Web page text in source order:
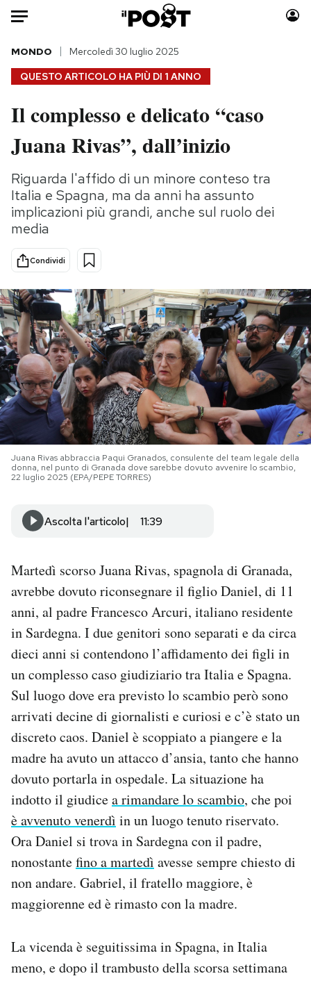
Auto
HOME
Italia
Politica
Tecnologia
Internet
Scienza
Cultura
Economia
Moda
Consumismi
Storie/Idee
Ok Boomer!
Media
PODCAST
NEWSLETTER
I MIEI PREFERITI
SHOP
CALENDARIO
AREA PERSONALE
Area Personale
Newsletter
Notifiche mobile
Regala il Post
Hai bisogno di aiuto?
QUESTO ARTICOLO HA PIÙ DI 1 ANNO
MONDO Mercoledì 30 luglio 2025
Il complesso e delicato “caso
Juana Rivas”, dall’inizio
Riguarda l'affido di un minore conteso tra
Italia e Spagna, ma da anni ha assunto
implicazioni più grandi, anche sul ruolo dei
media
Condividi
Juana Rivas abbraccia Paqui Granados, consulente del team legale della
donna, nel punto di Granada dove sarebbe dovuto avvenire lo scambio,
22 luglio 2025 (EPA/PEPE TORRES)
Ascolta l'articolo 11:39
Martedì scorso Juana Rivas, spagnola di Granada,
avrebbe dovuto riconsegnare il figlio Daniel, di 11
anni, al padre Francesco Arcuri, italiano residente
in Sardegna. I due genitori sono separati e da circa
dieci anni si contendono l’affidamento dei figli in
un complesso caso giudiziario tra Italia e Spagna.
Sul luogo dove era previsto lo scambio però sono
arrivati decine di giornalisti e curiosi e c’è stato un
discreto caos. Daniel è scoppiato a piangere e la
madre ha avuto un attacco d’ansia, tanto che hanno
dovuto portarla in ospedale. La situazione ha
indotto il giudicea rimandare lo scambio, che poi
è avvenuto venerdì in un luogo tenuto riservato.
Ora Daniel si trova in Sardegna con il padre,
nonostantefino a martedì avesse sempre chiesto di
non andare. Gabriel, il fratello maggiore, è
maggiorenne ed è rimasto con la madre.
La vicenda è seguitissima in Spagna, in Italia
meno, e dopo il trambusto della scorsa settimana